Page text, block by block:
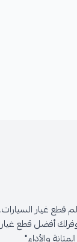
قطع غيار السيارات.
أفضل قطع غيار
والأداء"